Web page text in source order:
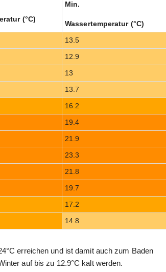
(°C)
Min.
Wassertemperatur (°C)
13.5
12.9
13
13.7
16.2
19.4
21.9
23.3
21.8
19.7
17.2
14.8
erreichen und ist damit auch zum Baden
auf bis zu 12.9°C kalt werden.